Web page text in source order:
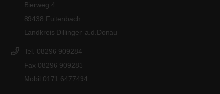
Bierweg 4
89438 Fultenbach
Landkreis Dillingen a.d.Donau
Tel. 08296 909284
Fax 08296 909283
Mobil 0171 6477494